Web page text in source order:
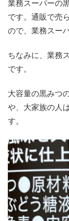
業務スーパーの
です。通販で売
ので、業務スー
ちなみに、業務
です。
大容量の黒みつ
や、大家族の人
す。